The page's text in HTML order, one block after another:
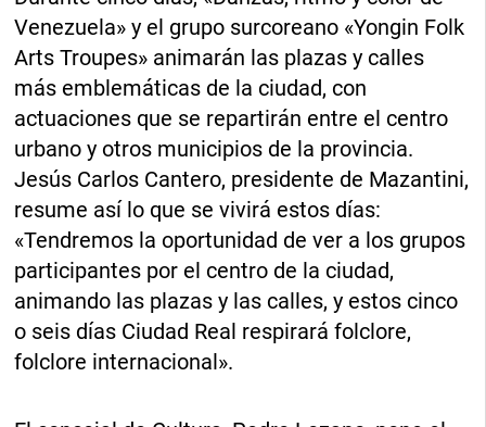
Venezuela» y el grupo surcoreano «Yongin Folk
Arts Troupes» animarán las plazas y calles
más emblemáticas de la ciudad, con
actuaciones que se repartirán entre el centro
urbano y otros municipios de la provincia.
Jesús Carlos Cantero, presidente de Mazantini,
resume así lo que se vivirá estos días:
«Tendremos la oportunidad de ver a los grupos
participantes por el centro de la ciudad,
animando las plazas y las calles, y estos cinco
o seis días Ciudad Real respirará folclore,
folclore internacional».